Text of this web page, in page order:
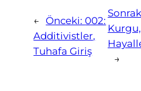
← Önceki: 002:
Additivistler,
Tuhafa Giriş
→